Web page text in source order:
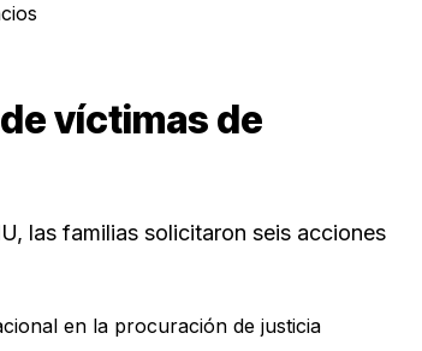
víctimas de
las familias solicitaron seis acciones
en la procuración de justicia